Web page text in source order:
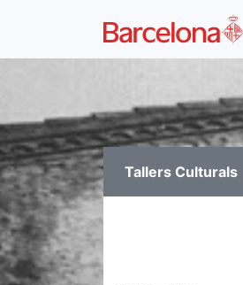
Tallers Culturals